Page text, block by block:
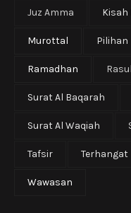
Juz Amma Kisah
Murottal Pilihan
Ramadhan
Surat Al Baqarah
Surat Al Waqiah
Tafsir Terhangat
Wawasan